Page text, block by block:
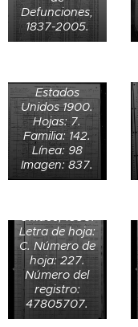
Defunciones,
1837-2005.
Township,
Westmoreland,
Pennsylvania,
Estados
Unidos 1900.
Hojas: 7.
Familia: 142.
Línea: 98
Imagen: 837.
Annie C.
años en la
casa de Rush
W. Dorsey,
Morgantown,
Monongalia,
West Virginia,
Estados
Unidos, 1880.
Letra de hoja:
C. Número de
hoja: 227.
Número del
registro:
47805707.
Certificado de